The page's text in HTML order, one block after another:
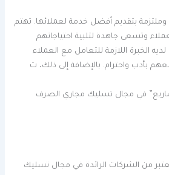
وملتزمة بتقديم أفضل خدمة لعملائها. تهتم
وتسعى جاهدة لتلبية احتياجاتهم
الخبرة اللازمة للتعامل مع العملاء
بأدب واحترام. بالإضافة إلى ذلك، ت
في مجال تسليك مجاري الصرف
من الشركات الرائدة في مجال تسليك